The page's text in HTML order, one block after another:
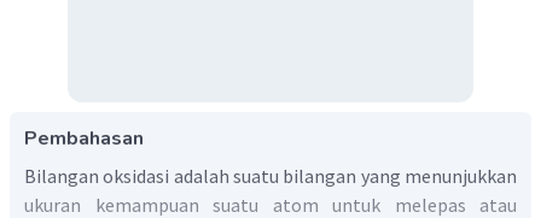
Pembahasan
Bilangan oksidasi adalah suatu bilangan yang menunjukkan
ukuran kemampuan suatu atom untuk melepas atau